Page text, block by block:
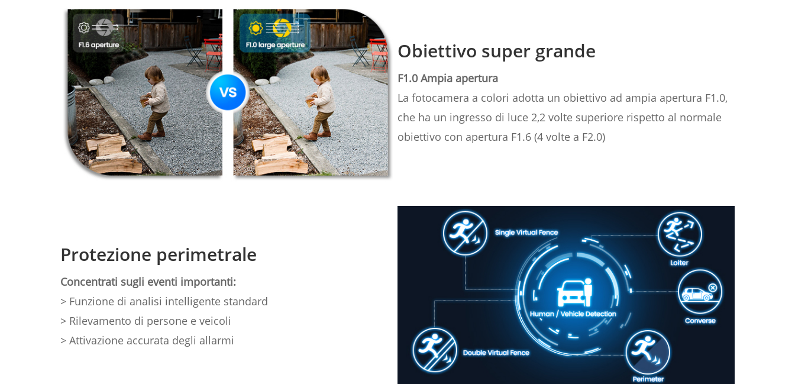
Obiettivo super grande
F1.0 Ampia apertura
La fotocamera a colori adotta un obiettivo ad ampia apertura F1.0,
che ha un ingresso di luce 2,2 volte superiore rispetto al normale
obiettivo con apertura F1.6 (4 volte a F2.0)
Protezione perimetrale
Concentrati sugli eventi importanti:
> Funzione di analisi intelligente standard
> Rilevamento di persone e veicoli
> Attivazione accurata degli allarmi